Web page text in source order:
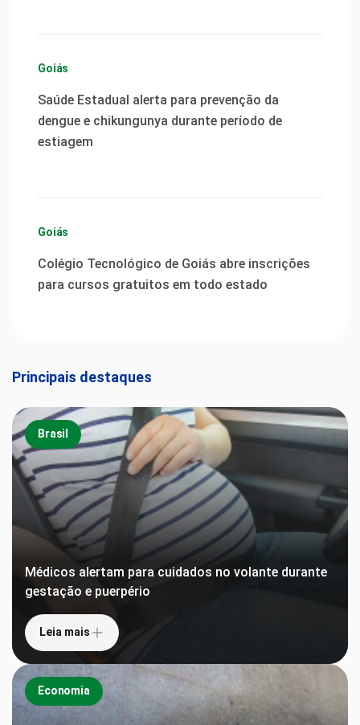
Goiás
Saúde Estadual alerta para prevenção da
dengue e chikungunya durante período de
estiagem
Goiás
Colégio Tecnológico de Goiás abre inscrições
para cursos gratuitos em todo estado
Principais destaques
Brasil
Médicos alertam para cuidados no volante durante
gestação e puerpério
Leia mais
Economia